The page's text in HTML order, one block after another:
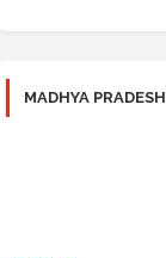
MADHYA PRADESH